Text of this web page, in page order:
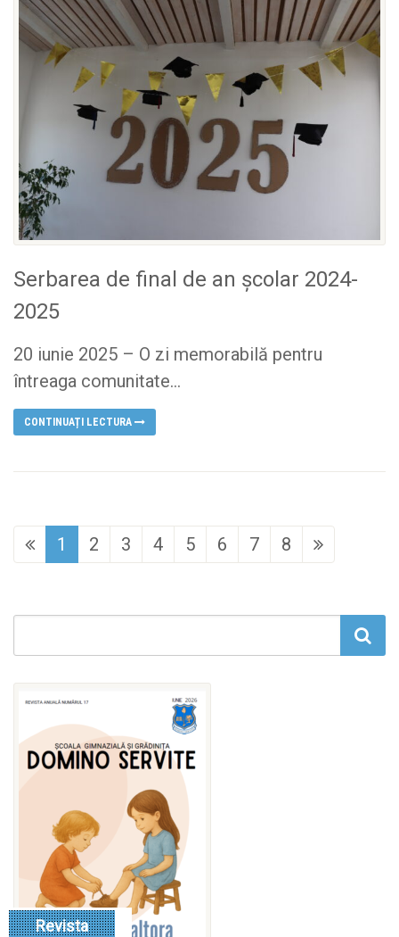
Serbarea de final de an școlar 2024-
2025
20 iunie 2025 – O zi memorabilă pentru
întreaga comunitate...
CONTINUAȚI LECTURA
1 2 3 4 5 6 7 8
Revista
Mai multe